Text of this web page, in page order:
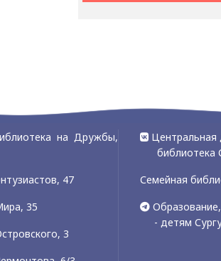
на Дружбы,
47
35
3
Центральная
библиотека
Семейная
- детям